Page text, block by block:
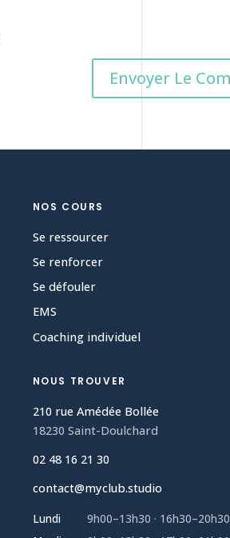
NOS COURS
Se ressourcer
Se renforcer
Se défouler
EMS
Coaching individuel
NOUS TROUVER
210 rue Amédée Bollée
18230 Saint-Doulchard
02 48 16 21 30
contact@myclub.studio
Lundi
9h00–13h30 · 16h30–20h30